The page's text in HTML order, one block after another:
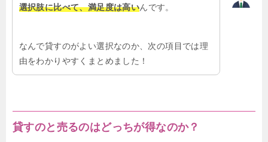
選択肢に比べて、満足度は高いんです。
なんで貸すのがよい選択なのか、次の項目では理
由をわかりやすくまとめました！
貸すのと売るのはどっちが得なのか？